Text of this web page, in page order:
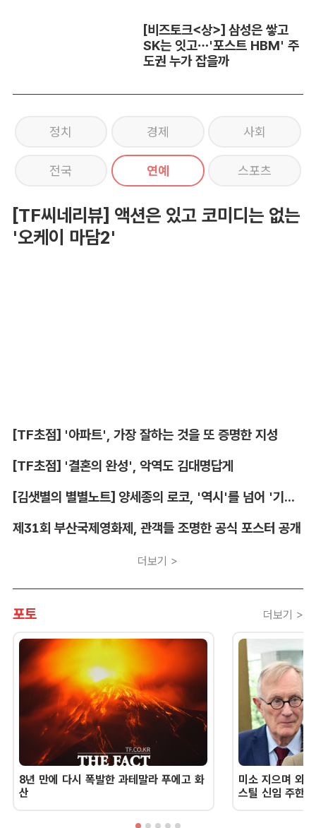
[비즈토크<상>] 삼성은 쌓고
SK는 잇고…'포스트 HBM' 주
도권 누가 잡을까
정치 경제 사회
전국 연예 스포츠
[TF씨네리뷰] 액션은 있고 코미디는 없는
'오케이 마담2'
[TF초점] '아파트', 가장 잘하는 것을 또 증명한 지성
[TF초점] '결혼의 완성', 악역도 김대명답게
[김샛별의 별별노트] 양세종의 로코, '역시'를 넘어 '기대 이상'
제31회 부산국제영화제, 관객들 조명한 공식 포스터 공개
더보기 >
포토 더보기 >
8년 만에 다시 폭발한 과테말라 푸에고 화
산
미소 지으며 외
스틸 신임 주한